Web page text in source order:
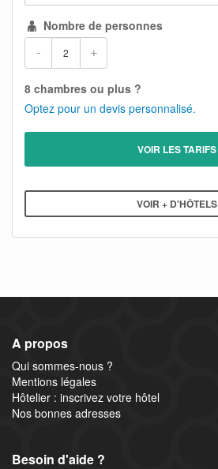
Nombre de personnes
- +
8 chambres ou plus ?
Optez pour un devis personnalisé.
VOIR LES TARIFS
VOIR + D'HÔTELS
A propos
Qui sommes-nous ?
Mentions légales
Hôtelier : inscrivez votre hôtel
Nos bonnes adresses
Besoin d'aide ?